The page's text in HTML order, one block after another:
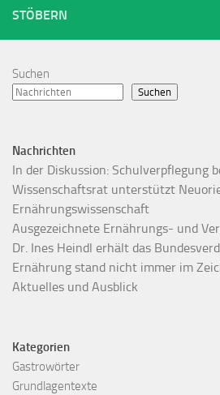
STÖBERN
Suchen
Suchen
Nachrichten
In der Diskussion: Schulverpflegung
Wissenschaftsrat unterstützt
Ernährungswissenschaft
Ausgezeichnete Ernährungs- und
Dr. Ines Heindl erhält das
Ernährung stand nicht immer im
Aktuelles und Ausblick
Kategorien
Gastrowörter
Grundlagentexte